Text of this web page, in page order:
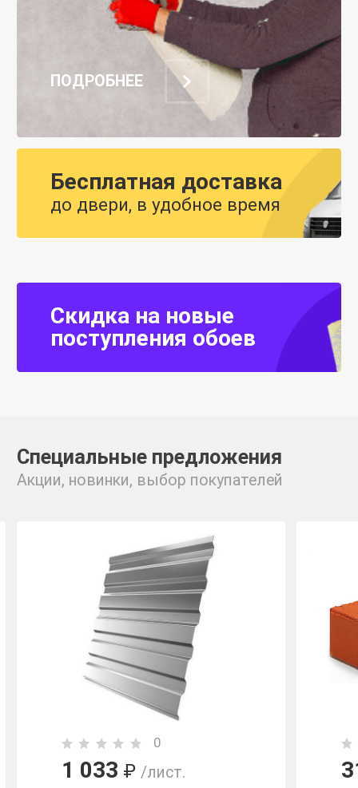
ПОДРОБНЕЕ
Бесплатная доставка
до двери, в удобное время
Скидка на новые
поступления обоев
Специальные предложения
Акции, новинки, выбор покупателей
0
1 033 ₽ /лист.